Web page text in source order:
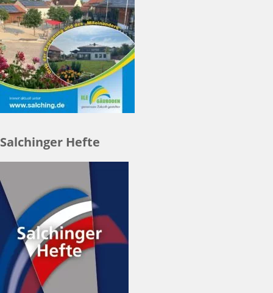
Salchinger Hefte